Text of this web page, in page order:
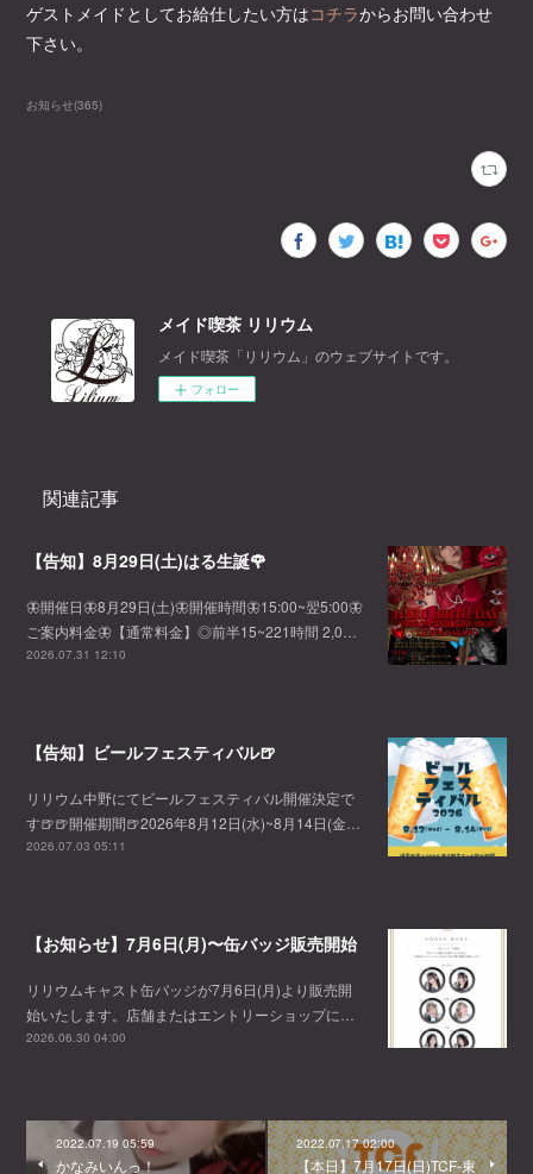
ゲストメイドとしてお給仕したい方はコチラからお問い合わせ
下さい。
お知らせ(365)
メイド喫茶 リリウム
メイド喫茶「リリウム」のウェブサイトです。
フォロー
関連記事
【告知】8月29日(土)はる生誕🌹
🦋開催日🦋8月29日(土)🦋開催時間🦋15:00~翌5:00🦋
ご案内料金🦋【通常料金】◎前半15~221時間 2,0…
2026.07.31 12:10
【告知】ビールフェスティバル🍺
リリウム中野にてビールフェスティバル開催決定で
す🍺🍺開催期間🍺2026年8月12日(水)~8月14日(金…
2026.07.03 05:11
【お知らせ】7月6日(月)〜缶バッジ販売開始
リリウムキャスト缶バッジが7月6日(月)より販売開
始いたします。店舗またはエントリーショップに…
2026.06.30 04:00
2022.07.19 05:59
かなみいんっ！
2022.07.17 02:00
【本日】7月17日(日)TCF-東